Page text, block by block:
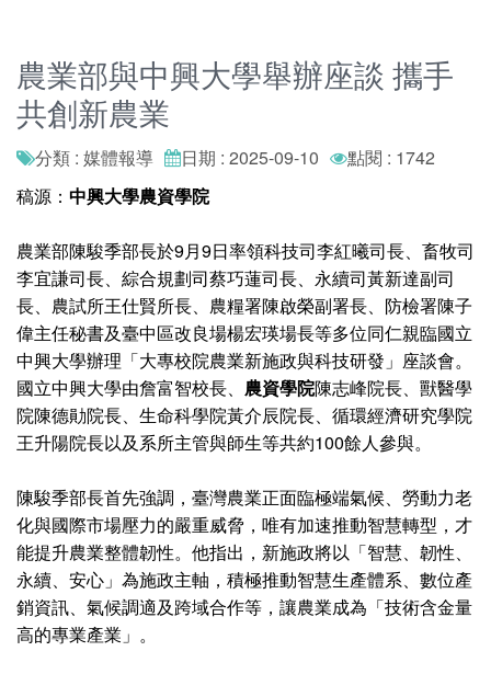
農業部與中興大學舉辦座談 攜手
共創新農業
分類 : 媒體報導 日期 : 2025-09-10
點閱 : 1742
稿源： 中興大學農資學院
農業部陳駿季部長於9月9日率領科技司李紅曦司長、畜牧司
李宜謙司長、綜合規劃司蔡巧蓮司長、永續司黃新達副司
長、農試所王仕賢所長、農糧署陳啟榮副署長、防檢署陳子
偉主任秘書及臺中區改良場楊宏瑛場長等多位同仁親臨國立
中興大學辦理「大專校院農業新施政與科技研發」座談會。
國立中興大學由詹富智校長、 農資學院陳志峰院長、獸醫學
院陳德勛院長、生命科學院黃介辰院長、循環經濟研究學院
王升陽院長以及系所主管與師生等共約100餘人參與。
陳駿季部長首先強調，臺灣農業正面臨極端氣候、勞動力老
化與國際市場壓力的嚴重威脅，唯有加速推動智慧轉型，才
能提升農業整體韌性。他指出，新施政將以「智慧、韌性、
永續、安心」為施政主軸，積極推動智慧生產體系、數位產
銷資訊、氣候調適及跨域合作等，讓農業成為「技術含金量
高的專業產業」。